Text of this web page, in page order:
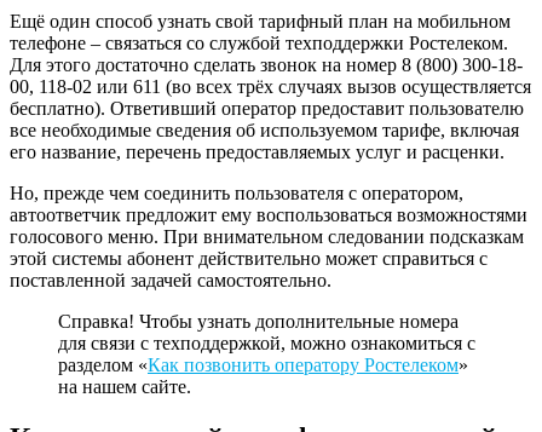
Ещё один способ узнать свой тарифный план на мобильном
телефоне – связаться со службой техподдержки Ростелеком.
Для этого достаточно сделать звонок на номер 8 (800) 300-18-
00, 118-02 или 611 (во всех трёх случаях вызов осуществляется
бесплатно). Ответивший оператор предоставит пользователю
все необходимые сведения об используемом тарифе, включая
его название, перечень предоставляемых услуг и расценки.
Но, прежде чем соединить пользователя с оператором,
автоответчик предложит ему воспользоваться возможностями
голосового меню. При внимательном следовании подсказкам
этой системы абонент действительно может справиться с
поставленной задачей самостоятельно.
Справка! Чтобы узнать дополнительные номера
для связи с техподдержкой, можно ознакомиться с
разделом «Как позвонить оператору Ростелеком»
на нашем сайте.